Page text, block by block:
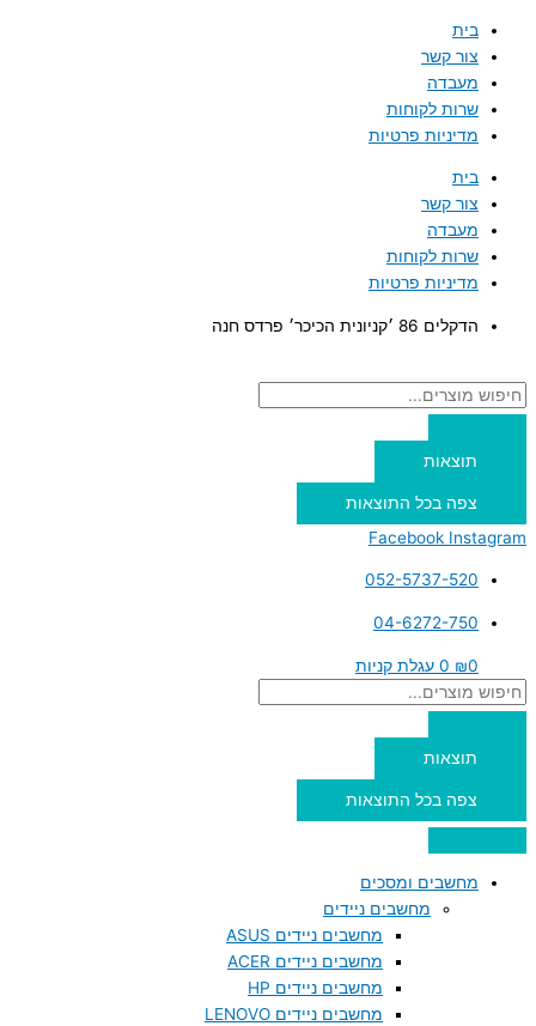
לתוכן
בית
צור קשר
מעבדה
שרות לקוחות
מדיניות פרטיות
בית
צור קשר
מעבדה
שרות לקוחות
מדיניות פרטיות
הדקלים 86 ׳קניונית הכיכר׳ פרדס חנה
תוצאות
צפה בכל התוצאות
Facebook Instagram
052-5737-520
04-6272-750
₪0
0 עגלת קניות
תוצאות
צפה בכל התוצאות
מחשבים ומסכים
מחשבים ניידים
מחשבים ניידים ASUS
מחשבים ניידים ACER
מחשבים ניידים HP
מחשבים ניידים LENOVO